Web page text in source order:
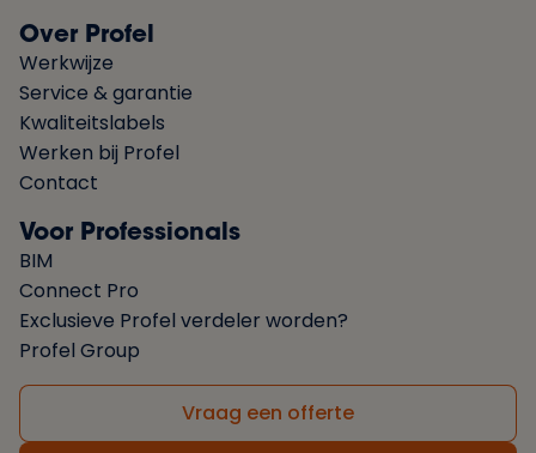
Over Profel
Werkwijze
Service & garantie
Kwaliteitslabels
Werken bij Profel
Contact
Voor Professionals
BIM
Connect Pro
Exclusieve Profel verdeler worden?
Profel Group
Vraag een offerte